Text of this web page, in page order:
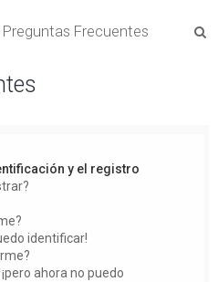
Preguntas Frecuentes
y el registro
identificar!
ahora no puedo